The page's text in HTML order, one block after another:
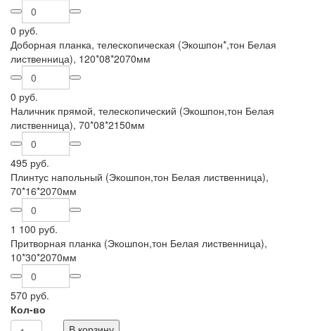
0 руб.
Доборная планка, телескопическая (Экошпон*,тон Белая
лиственница), 120*08*2070мм
0 руб.
Наличник прямой, телескопический (Экошпон,тон Белая
лиственница), 70*08*2150мм
495 руб.
Плинтус напольный (Экошпон,тон Белая лиственница),
70*16*2070мм
1 100 руб.
Притворная планка (Экошпон,тон Белая лиственница),
10*30*2070мм
570 руб.
Кол-во